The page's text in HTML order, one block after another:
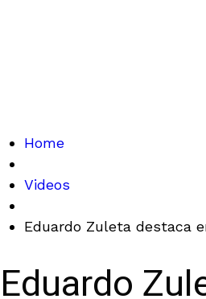
Home
Videos
Eduardo Zuleta destaca
Eduardo